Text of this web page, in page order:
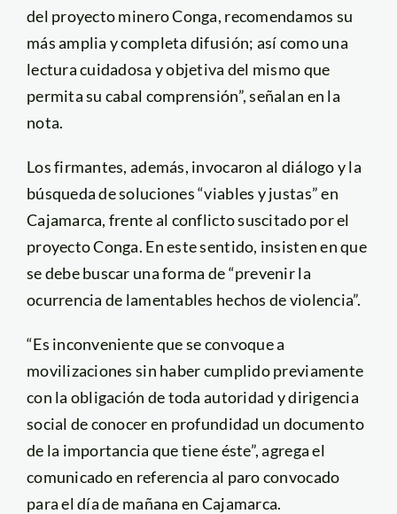
del proyecto minero Conga, recomendamos su
más amplia y completa difusión; así como una
lectura cuidadosa y objetiva del mismo que
permita su cabal comprensión”, señalan en la
nota.
Los firmantes, además, invocaron al diálogo y la
búsqueda de soluciones “viables y justas” en
Cajamarca, frente al conflicto suscitado por el
proyecto Conga. En este sentido, insisten en que
se debe buscar una forma de “prevenir la
ocurrencia de lamentables hechos de violencia”.
“Es inconveniente que se convoque a
movilizaciones sin haber cumplido previamente
con la obligación de toda autoridad y dirigencia
social de conocer en profundidad un documento
de la importancia que tiene éste”, agrega el
comunicado en referencia al paro convocado
para el día de mañana en Cajamarca.